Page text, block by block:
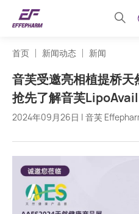
首页 新闻动态 新闻
音芙受邀亮相植提桥天
抢先了解音芙
2024年09月26日 | 音芙